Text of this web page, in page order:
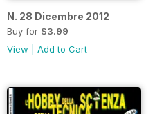
N. 28 Dicembre 2012
Buy for $3.99
View
Add to Cart